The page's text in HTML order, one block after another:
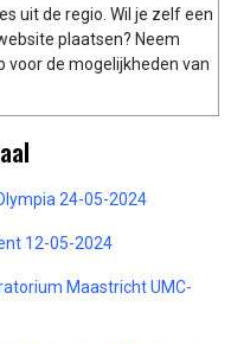
uit de regio. Wil je zelf een
plaatsen? Neem
voor de mogelijkheden van
24-05-2024
12-05-2024
Maastricht UMC-